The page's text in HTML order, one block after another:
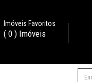
Imóveis Favoritos
( 0) Imóveis